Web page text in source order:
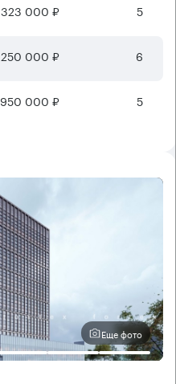
000 ₽ 5
000 ₽ 6
000 ₽ 5
Еще фото